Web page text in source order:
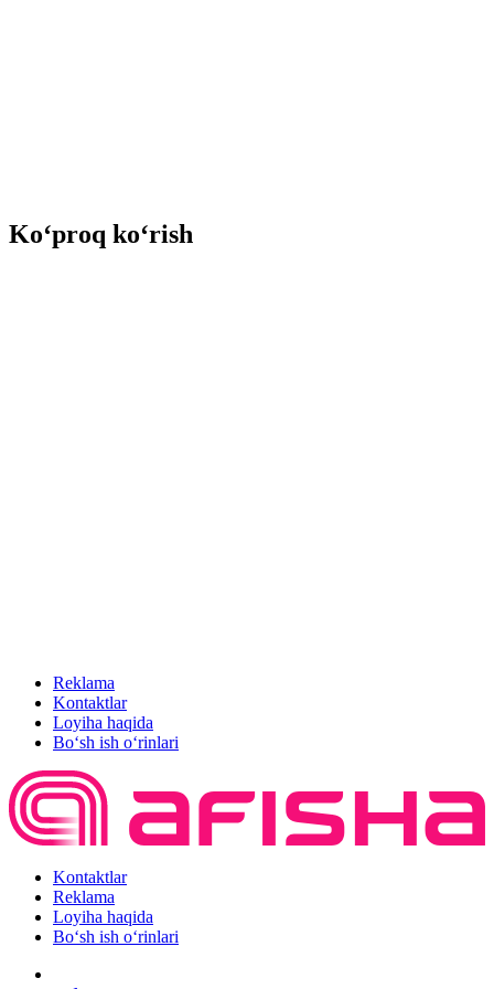
Ko‘proq ko‘rish
Reklama
Kontaktlar
Loyiha haqida
Bo‘sh ish o‘rinlari
Kontaktlar
Reklama
Loyiha haqida
Bo‘sh ish o‘rinlari